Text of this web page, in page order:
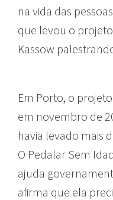
na vida das
que levou o
Kassow
Em Porto, o
em novembro de
havia levado mais
O Pedalar Sem
ajuda
afirma que ela